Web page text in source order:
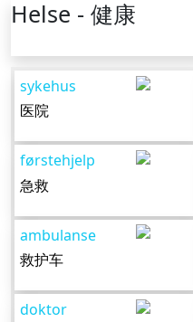
Helse - 健康
sykehus
医院
førstehjelp
急救
ambulanse
救护车
doktor